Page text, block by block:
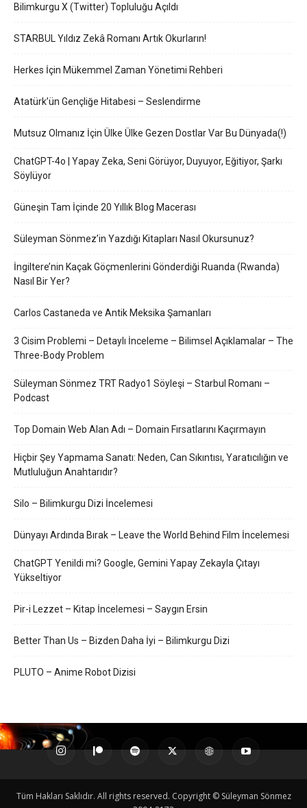
Bilimkurgu X (Twitter) Topluluğu Açıldı
STARBUL Yıldız Zekâ Romanı Artık Okurların!
Herkes İçin Mükemmel Zaman Yönetimi Rehberi
Atatürk’ün Gençliğe Hitabesi – Seslendirme
Mutsuz Olmanız İçin Ülke Ülke Gezen Dostlar Var Bu Dünyada(!)
ChatGPT-4o | Yapay Zeka, Seni Görüyor, Duyuyor, Eğitiyor, Şarkı
Söylüyor
Güneşin Tam İçinde 20 Yıllık Blog Macerası
Süleyman Sönmez’in Yazdığı Kitapları Nasıl Okursunuz?
İngiltere’nin Kaçak Göçmenlerini Gönderdiği Ruanda (Rwanda)
Nasıl Bir Yer?
Carlos Castaneda ve Antik Meksika Şamanları
3 Cisim Problemi – Detaylı İnceleme – Bilimsel Açıklamalar – The
Three-Body Problem
Süleyman Sönmez TRT Radyo1 Söyleşi – Starbul Romanı –
Podcast
Top Domain Web Alan Adı – Domain Fırsatlarını Kaçırmayın
Hiçbir Şey Yapmama Sanatı: Neden, Can Sıkıntısı, Yaratıcılığın ve
Mutluluğun Anahtarıdır?
Silo – Bilimkurgu Dizi İncelemesi
Dünyayı Ardında Bırak – Leave the World Behind Film İncelemesi
ChatGPT Yenildi mi? Google, Gemini Yapay Zekayla Çıtayı
Yükseltiyor
Pir-i Lezzet – Kitap İncelemesi – Saygın Ersin
Better Than Us – Bizden Daha İyi – Bilimkurgu Dizi
PLUTO – Anime Robot Dizisi
Tüm Hakları Saklıdır. All rights reserved. Copyright © Süleyman Sönmez